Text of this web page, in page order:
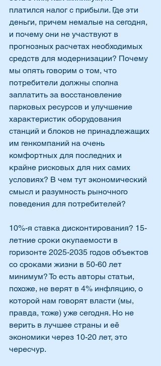
платился налог с прибыли. Где эти
деньги, причем немалые на сегодня,
и почему они не участвуют в
прогнозных расчетах необходимых
средств для модернизации? Почему
мы опять говорим о том, что
потребители должны сполна
заплатить за восстановление
парковых ресурсов и улучшение
характеристик оборудования
станций и блоков не принадлежащих
им генкомпаний на очень
комфортных для последних и
крайне рисковых для них самих
условиях? В чем тут экономический
смысл и разумность рыночного
поведения для потребителей?
10%-я ставка дисконтирования? 15-
летние сроки окупаемости в
горизонте 2025-2035 годов объектов
со сроками жизни в 50-60 лет
минимум? То есть авторы статьи,
похоже, не верят в 4% инфляцию, о
которой нам говорят власти (мы,
правда, тоже) уже сегодня. Но не
верить в лучшее страны и её
экономики через 10-20 лет, это
чересчур.